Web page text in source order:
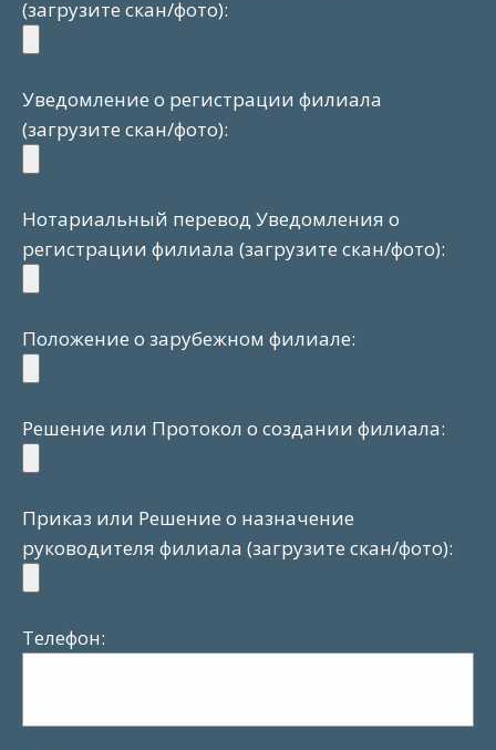
(загрузите скан/фото):
Уведомление о регистрации филиала
(загрузите скан/фото):
Нотариальный перевод Уведомления о
регистрации филиала (загрузите скан/фото):
Положение о зарубежном филиале:
Решение или Протокол о создании филиала:
Приказ или Решение о назначение
руководителя филиала (загрузите скан/фото):
Телефон: